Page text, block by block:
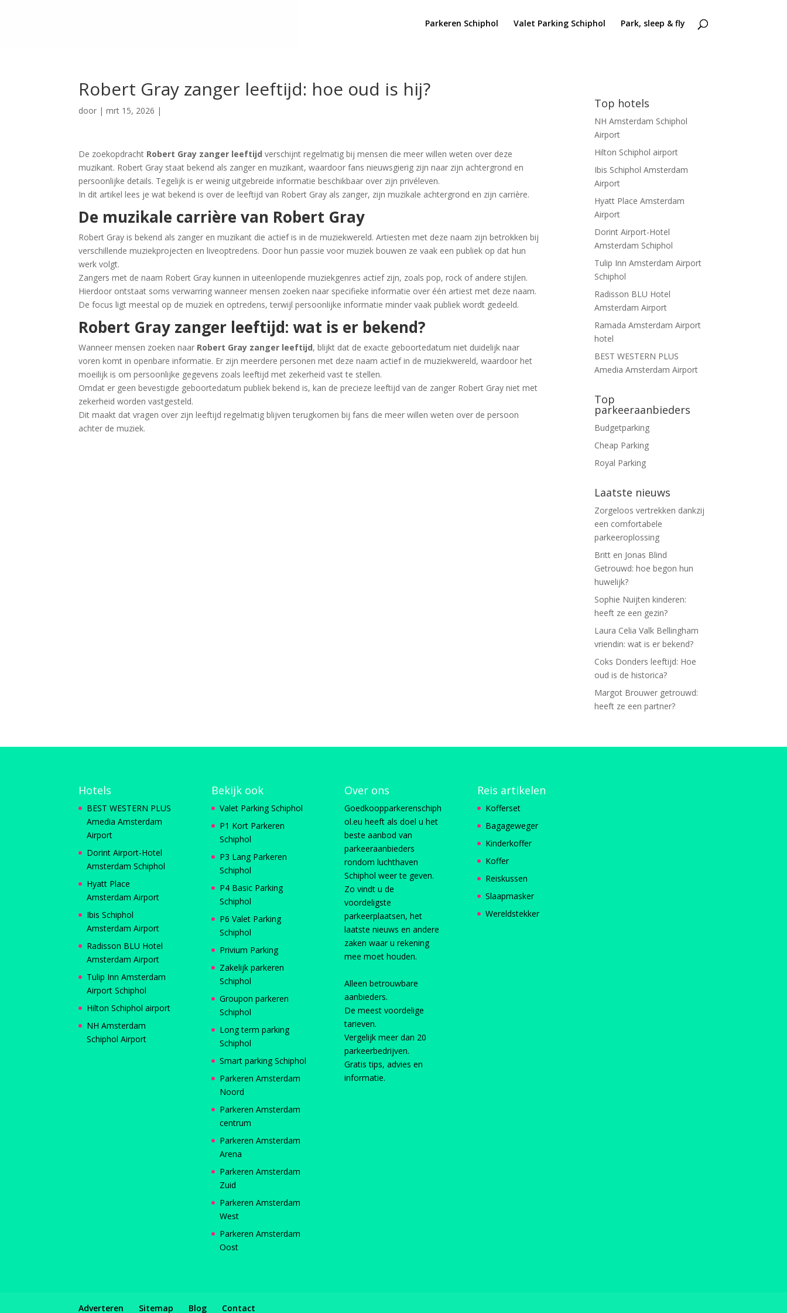
Parkeren Schiphol Valet Parking Schiphol Park, sleep & fly
Robert Gray zanger leeftijd: hoe oud is hij?
door |mrt 15, 2026 |
De zoekopdracht Robert Gray zanger leeftijd verschijnt regelmatig bij mensen die meer willen weten over deze
muzikant. Robert Gray staat bekend als zanger en muzikant, waardoor fans nieuwsgierig zijn naar zijn achtergrond en
persoonlijke details. Tegelijk is er weinig uitgebreide informatie beschikbaar over zijn privéleven.
In dit artikel lees je wat bekend is over de leeftijd van Robert Gray als zanger, zijn muzikale achtergrond en zijn carrière.
De muzikale carrière van Robert Gray
Robert Gray is bekend als zanger en muzikant die actief is in de muziekwereld. Artiesten met deze naam zijn betrokken bij
verschillende muziekprojecten en liveoptredens. Door hun passie voor muziek bouwen ze vaak een publiek op dat hun
werk volgt.
Zangers met de naam Robert Gray kunnen in uiteenlopende muziekgenres actief zijn, zoals pop, rock of andere stijlen.
Hierdoor ontstaat soms verwarring wanneer mensen zoeken naar specifieke informatie over één artiest met deze naam.
De focus ligt meestal op de muziek en optredens, terwijl persoonlijke informatie minder vaak publiek wordt gedeeld.
Robert Gray zanger leeftijd: wat is er bekend?
Wanneer mensen zoeken naar Robert Gray zanger leeftijd, blijkt dat de exacte geboortedatum niet duidelijk naar
voren komt in openbare informatie. Er zijn meerdere personen met deze naam actief in de muziekwereld, waardoor het
moeilijk is om persoonlijke gegevens zoals leeftijd met zekerheid vast te stellen.
Omdat er geen bevestigde geboortedatum publiek bekend is, kan de precieze leeftijd van de zanger Robert Gray niet met
zekerheid worden vastgesteld.
Dit maakt dat vragen over zijn leeftijd regelmatig blijven terugkomen bij fans die meer willen weten over de persoon
achter de muziek.
Top hotels
NH Amsterdam Schiphol
Airport
Hilton Schiphol airport
Ibis Schiphol Amsterdam
Airport
Hyatt Place Amsterdam
Airport
Dorint Airport-Hotel
Amsterdam Schiphol
Tulip Inn Amsterdam Airport
Schiphol
Radisson BLU Hotel
Amsterdam Airport
Ramada Amsterdam Airport
hotel
BEST WESTERN PLUS
Amedia Amsterdam Airport
Top
parkeeraanbieders
Budgetparking
Cheap Parking
Royal Parking
Laatste nieuws
Zorgeloos vertrekken dankzij
een comfortabele
parkeeroplossing
Britt en Jonas Blind
Getrouwd: hoe begon hun
huwelijk?
Sophie Nuijten kinderen:
heeft ze een gezin?
Laura Celia Valk Bellingham
vriendin: wat is er bekend?
Coks Donders leeftijd: Hoe
oud is de historica?
Margot Brouwer getrouwd:
heeft ze een partner?
Hotels
BEST WESTERN PLUS
Amedia Amsterdam
Airport
Dorint Airport-Hotel
Amsterdam Schiphol
Hyatt Place
Amsterdam Airport
Ibis Schiphol
Amsterdam Airport
Radisson BLU Hotel
Amsterdam Airport
Tulip Inn Amsterdam
Airport Schiphol
Hilton Schiphol airport
NH Amsterdam
Schiphol Airport
Bekijk ook
Valet Parking Schiphol
P1 Kort Parkeren
Schiphol
P3 Lang Parkeren
Schiphol
P4 Basic Parking
Schiphol
P6 Valet Parking
Schiphol
Privium Parking
Zakelijk parkeren
Schiphol
Groupon parkeren
Schiphol
Long term parking
Schiphol
Smart parking Schiphol
Parkeren Amsterdam
Noord
Parkeren Amsterdam
centrum
Parkeren Amsterdam
Arena
Parkeren Amsterdam
Zuid
Parkeren Amsterdam
West
Parkeren Amsterdam
Oost
Over ons
Goedkoopparkerenschiph
ol.eu heeft als doel u het
beste aanbod van
parkeeraanbieders
rondom luchthaven
Schiphol weer te geven.
Zo vindt u de
voordeligste
parkeerplaatsen, het
laatste nieuws en andere
zaken waar u rekening
mee moet houden.
Alleen betrouwbare
aanbieders.
De meest voordelige
tarieven.
Vergelijk meer dan 20
parkeerbedrijven.
Gratis tips, advies en
informatie.
Reis artikelen
Kofferset
Bagageweger
Kinderkoffer
Koffer
Reiskussen
Slaapmasker
Wereldstekker
Adverteren Sitemap Blog Contact